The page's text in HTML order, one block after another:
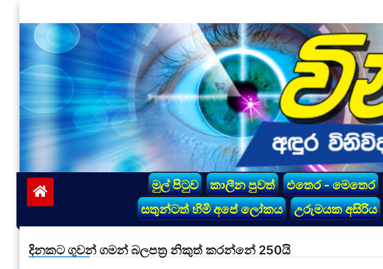
to
content
vinivida.lk
මුල් පිටුව කාලීන පුවත් එතෙර - මෙතෙර
සතුන්ටත් හිමි අපේ ලෝකය
උරුමයක අසිරිය
දිනකට ගුවන් ගමන් බලපත්‍ර නිකුත් කරන්නේ 250යි